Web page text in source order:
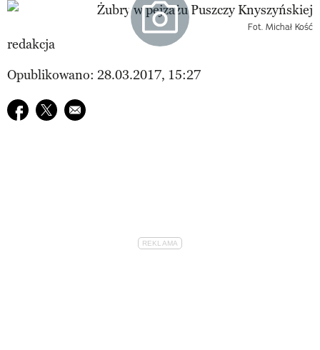
Fot. Michał Kość
redakcja
Opublikowano: 28.03.2017, 15:27
Udostępnij na facebook
Udostępnij na twitter
E-mail do przyjaciela